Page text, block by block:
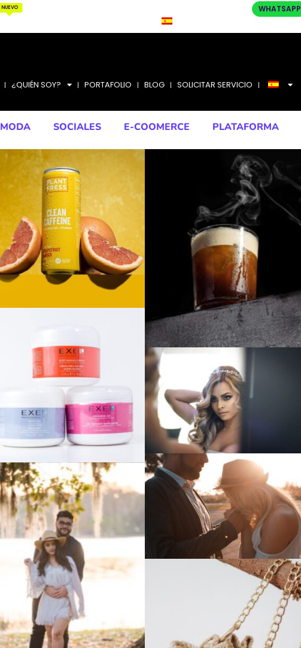
NUEVO WHATSAPP
¿QUIÉN SOY? PORTAFOLIO BLOG SOLICITAR SERVICIO
MODA SOCIALES E-COOMERCE PLATAFORMA